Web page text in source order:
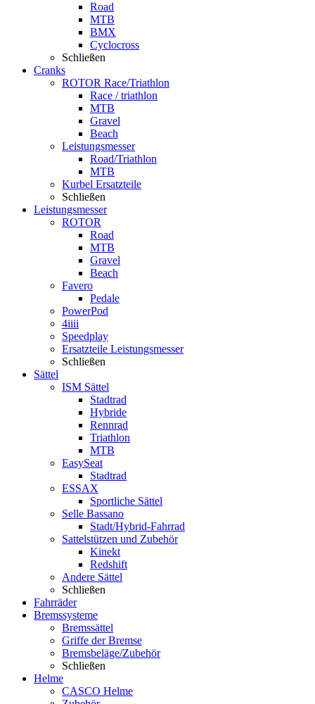
Road
MTB
BMX
Cyclocross
Schließen
Cranks
ROTOR Race/Triathlon
Race / triathlon
MTB
Gravel
Beach
Leistungsmesser
Road/Triathlon
MTB
Kurbel Ersatzteile
Schließen
Leistungsmesser
ROTOR
Road
MTB
Gravel
Beach
Favero
Pedale
PowerPod
4iiii
Speedplay
Ersatzteile Leistungsmesser
Schließen
Sättel
ISM Sättel
Stadtrad
Hybride
Rennrad
Triathlon
MTB
EasySeat
Stadtrad
ESSAX
Sportliche Sättel
Selle Bassano
Stadt/Hybrid-Fahrrad
Sattelstützen und Zubehör
Kinekt
Redshift
Andere Sättel
Schließen
Fahrräder
Bremssysteme
Bremssättel
Griffe der Bremse
Bremsbeläge/Zubehör
Schließen
Helme
CASCO Helme